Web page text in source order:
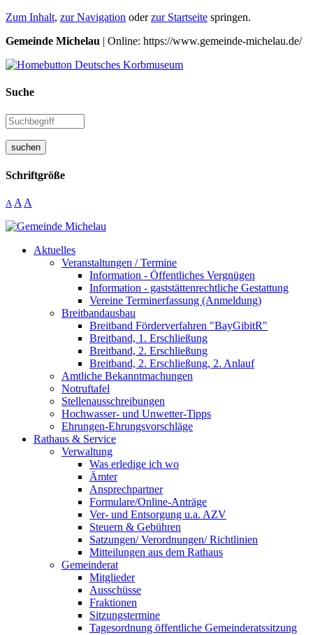
Zum Inhalt, zur Navigation oderzur Startseite springen.
Gemeinde Michelau | Online: https://www.gemeinde-michelau.de/
Suche
suchen
Schriftgröße
A A A
Aktuelles
Veranstaltungen / Termine
Information - Öffentliches Vergnügen
Information - gaststättenrechtliche Gestattung
Vereine Terminerfassung (Anmeldung)
Breitbandausbau
Breitband Förderverfahren "BayGibitR"
Breitband, 1. Erschließung
Breitband, 2. Erschließung
Breitband, 2. Erschließung, 2. Anlauf
Amtliche Bekanntmachungen
Notruftafel
Stellenausschreibungen
Hochwasser- und Unwetter-Tipps
Ehrungen-Ehrungsvorschläge
Rathaus & Service
Verwaltung
Was erledige ich wo
Ämter
Ansprechpartner
Formulare/Online-Anträge
Ver- und Entsorgung u.a. AZV
Steuern & Gebühren
Satzungen/ Verordnungen/ Richtlinien
Mitteilungen aus dem Rathaus
Gemeinderat
Mitglieder
Ausschüsse
Fraktionen
Sitzungstermine
Tagesordnung öffentliche Gemeinderatssitzung